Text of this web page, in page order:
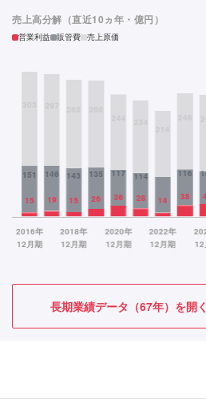
売上高分解（直近10ヵ年・億円）
営業利益 販管費 売上原価
長期業績データ（67年）を開く